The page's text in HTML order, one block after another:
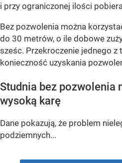
i przy ograniczonej ilości
Bez pozwolenia można
do 30 metrów, o ile dobowe
sześc. Przekroczenie jednego z
konieczność uzyskania
Studnia bez pozwolenia
wysoką karę
Dane pokazują, że problem
podziemnych...